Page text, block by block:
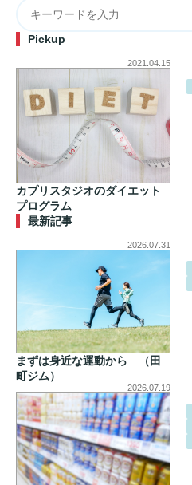
Pickup
2021.04.15
カプリスタジオのダイエット
プログラム
最新記事
2026.07.31
まずは身近な運動から （田
町ジム）
2026.07.19